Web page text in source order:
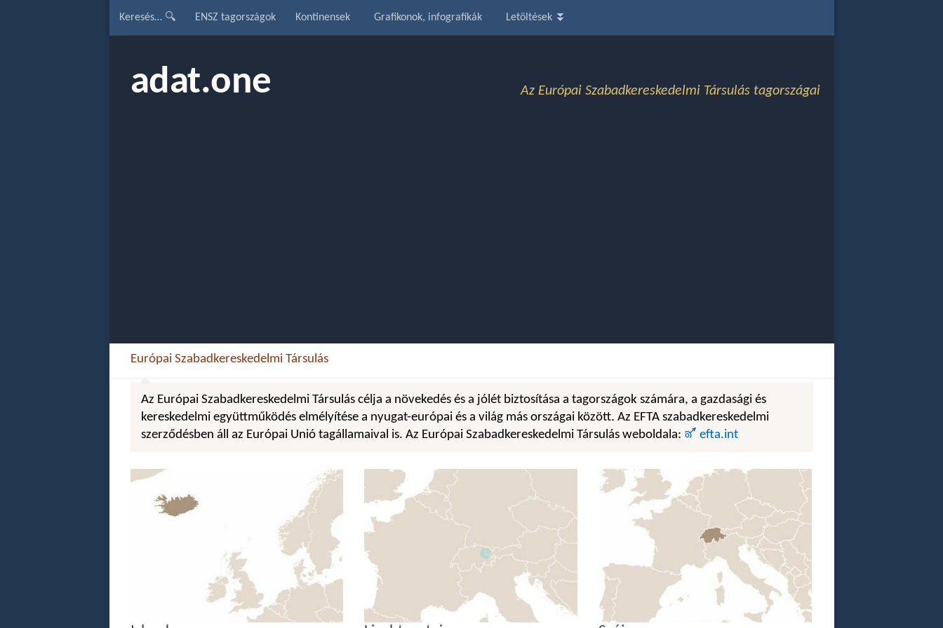
Keresés… 🔍 ENSZ tagországok Kontinensek Grafikonok, infografikák Letöltések ⏬
adat.one Az Európai Szabadkereskedelmi Társulás tagországai
Európai Szabadkereskedelmi Társulás
Az Európai Szabadkereskedelmi Társulás célja a növekedés és a jólét biztosítása a tagországok számára, a gazdasági és
kereskedelmi együttműködés elmélyítése a nyugat-európai és a világ más országai között. Az EFTA szabadkereskedelmi
szerződésben áll az Európai Unió tagállamaival is. Az Európai Szabadkereskedelmi Társulás weboldala: 🜝 efta.int